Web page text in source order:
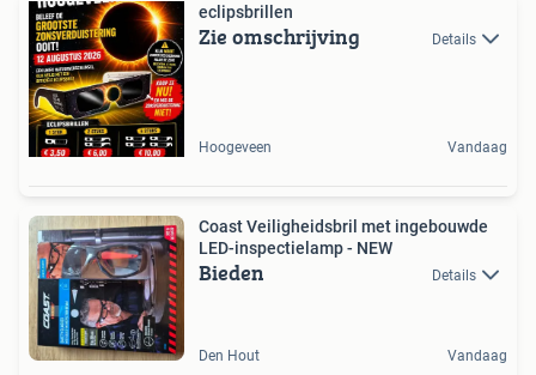
eclipsbrillen
Zie omschrijving Details
Hoogeveen Vandaag
Coast Veiligheidsbril met ingebouwde
LED-inspectielamp - NEW
Bieden Details
Den Hout Vandaag